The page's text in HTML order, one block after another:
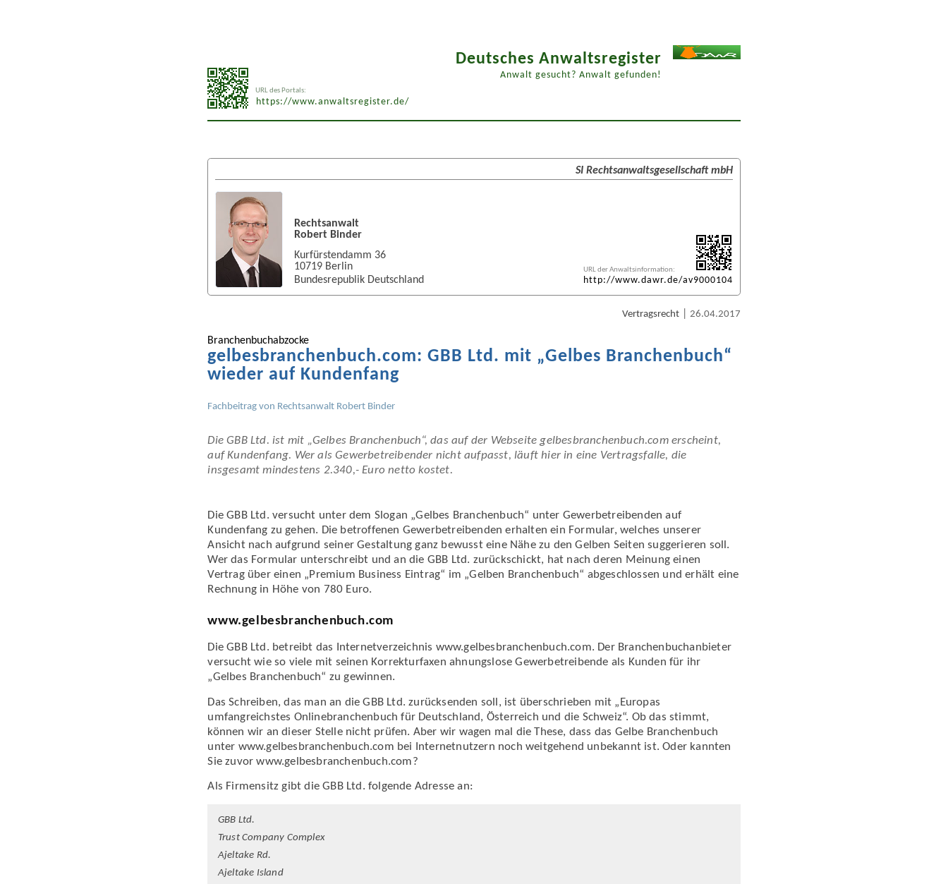
Deutsches Anwaltsregister
Anwalt gesucht? Anwalt gefunden!
URL des Portals:
https://www.anwaltsregister.de/
SI Rechtsanwalts­gesellschaft mbH
Rechtsanwalt
Robert Binder
Kurfürstendamm 36
10719 Berlin
Bundesrepublik Deutschland
URL der Anwaltsinformation:
http://www.dawr.de/av9000104
Vertragsrecht| 26.04.2017
Branchenbuchabzocke
gelbesbranchenbuch.com: GBB Ltd. mit „Gelbes Branchenbuch“
wieder auf Kundenfang
Fachbeitrag von Rechtsanwalt Robert Binder
Die GBB Ltd. ist mit „Gelbes Branchenbuch“, das auf der Webseite gelbesbranchenbuch.com erscheint,
auf Kundenfang. Wer als Gewerbetreibender nicht aufpasst, läuft hier in eine Vertragsfalle, die
insgesamt mindestens 2.340,- Euro netto kostet.
Die GBB Ltd. versucht unter dem Slogan „Gelbes Branchenbuch“ unter Gewerbetreibenden auf
Kundenfang zu gehen. Die betroffenen Gewerbetreibenden erhalten ein Formular, welches unserer
Ansicht nach aufgrund seiner Gestaltung ganz bewusst eine Nähe zu den Gelben Seiten suggerieren soll.
Wer das Formular unterschreibt und an die GBB Ltd. zurückschickt, hat nach deren Meinung einen
Vertrag über einen „Premium Business Eintrag“ im „Gelben Branchenbuch“ abgeschlossen und erhält eine
Rechnung in Höhe von 780 Euro.
www.gelbesbranchenbuch.com
Die GBB Ltd. betreibt das Internetverzeichnis www.gelbesbranchenbuch.com. Der Branchenbuch­anbieter
versucht wie so viele mit seinen Korrekturfaxen ahnungslose Gewerbetreibende als Kunden für ihr
„Gelbes Branchenbuch“ zu gewinnen.
Das Schreiben, das man an die GBB Ltd. zurücksenden soll, ist überschrieben mit „Europas
umfangreichstes Onlinebranchenbuch für Deutschland, Österreich und die Schweiz“. Ob das stimmt,
können wir an dieser Stelle nicht prüfen. Aber wir wagen mal die These, dass das Gelbe Branchenbuch
unter www.gelbesbranchenbuch.com bei Internetnutzern noch weitgehend unbekannt ist. Oder kannten
Sie zuvor www.gelbesbranchenbuch.com?
Als Firmensitz gibt die GBB Ltd. folgende Adresse an:
GBB Ltd.
Trust Company Complex
Ajeltake Rd.
Ajeltake Island